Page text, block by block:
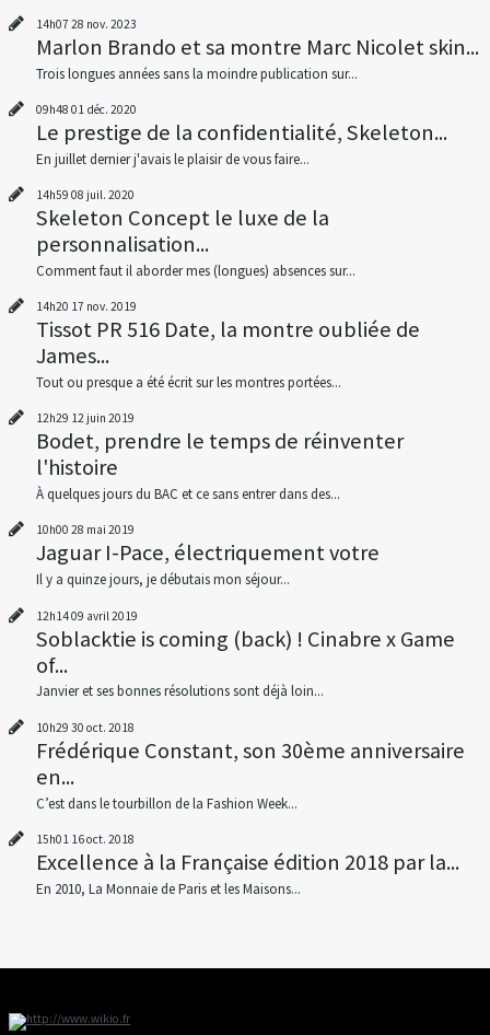
14h07 28 nov. 2023
Marlon Brando et sa montre Marc Nicolet skin...
Trois longues années sans la moindre publication sur...
09h48 01 déc. 2020
Le prestige de la confidentialité, Skeleton...
En juillet dernier j'avais le plaisir de vous faire...
14h59 08 juil. 2020
Skeleton Concept le luxe de la
personnalisation...
Comment faut il aborder mes (longues) absences sur...
14h20 17 nov. 2019
Tissot PR 516 Date, la montre oubliée de
James...
Tout ou presque a été écrit sur les montres portées...
12h29 12 juin 2019
Bodet, prendre le temps de réinventer
l'histoire
À quelques jours du BAC et ce sans entrer dans des...
10h00 28 mai 2019
Jaguar I-Pace, électriquement votre
Il y a quinze jours, je débutais mon séjour...
12h1409 avril 2019
Soblacktie is coming (back) ! Cinabre x Game
of...
Janvier et ses bonnes résolutions sont déjà loin...
10h29 30 oct. 2018
Frédérique Constant, son 30ème anniversaire
en...
C’est dans le tourbillon de la Fashion Week...
15h01 16oct. 2018
Excellence à la Française édition 2018 par la...
En 2010, La Monnaie de Paris et les Maisons...